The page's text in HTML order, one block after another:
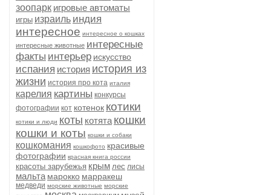
зоопарк игровые автоматы
игры израиль индия
интересное интересное о кошках
интересные животные интересные
факты интерьер искусство
испания история история из
жизни история про кота италия
карелия картины конкурсы
фотографии кот котенок котики
котики и люди коты котята кошки
кошки и коты кошки и собаки
кошкомания кошкофото красивые
фотографии красная книга россии
красоты зарубежья крым лес лисы
мальта марокко марракеш
медведи морские животные морские